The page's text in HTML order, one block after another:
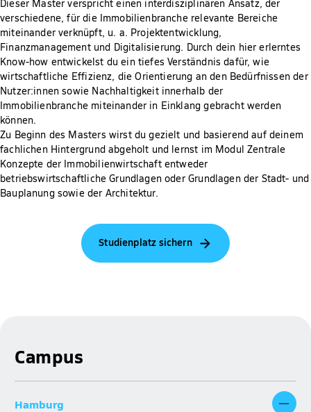
Dieser Master verspricht einen interdisziplinären Ansatz, der
verschiedene, für die Immobilienbranche relevante Bereiche
miteinander verknüpft, u. a. Projektentwicklung,
Finanzmanagement und Digitalisierung. Durch dein hier erlerntes
Know-how entwickelst du ein tiefes Verständnis dafür, wie
wirtschaftliche Effizienz, die Orientierung an den Bedürfnissen der
Nutzer:innen sowie Nachhaltigkeit innerhalb der
Immobilienbranche miteinander in Einklang gebracht werden
können.
Zu Beginn des Masters wirst du gezielt und basierend auf deinem
fachlichen Hintergrund abgeholt und lernst im Modul Zentrale
Konzepte der Immobilienwirtschaft entweder
betriebswirtschaftliche Grundlagen oder Grundlagen der Stadt- und
Bauplanung sowie der Architektur.
Studienplatz sichern
Campus
Hamburg